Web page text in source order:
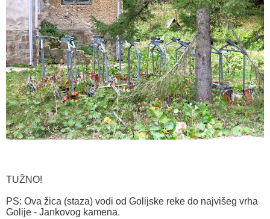
TUŽNO!
PS: Ova žica (staza) vodi od Golijske reke do najvišeg vrha
Golije - Jankovog kamena.